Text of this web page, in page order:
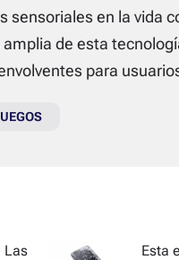
en la vida
de esta
para
Las
Esta